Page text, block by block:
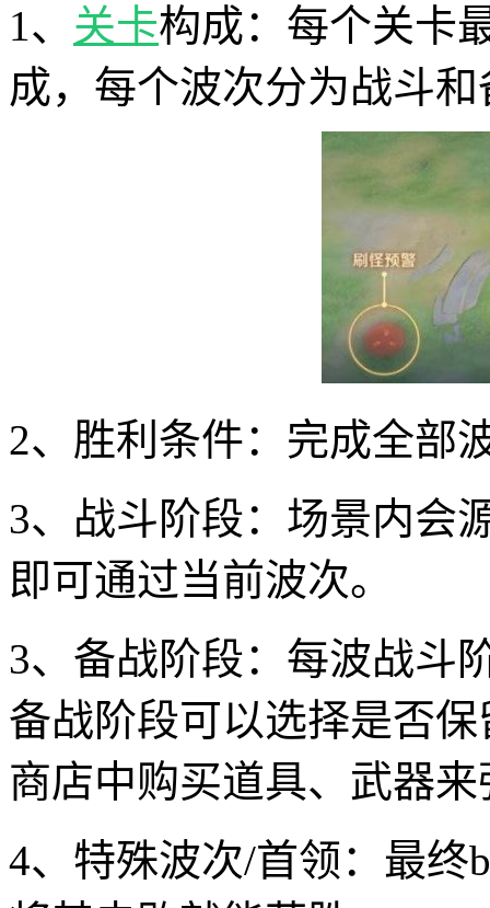
1、 关卡构成：每个关卡
成，每个波次分为战斗
2、胜利条件：完成全部
3、战斗阶段：场景内会
即可通过当前波次。
3、备战阶段：每波战斗
备战阶段可以选择是否
商店中购买道具、武器
4、特殊波次/首领：最终